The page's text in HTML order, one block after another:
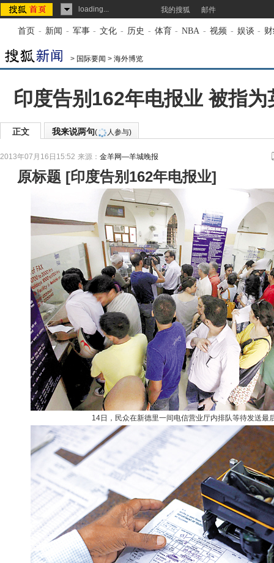
loading... 我的搜狐 邮件
首页 - 新闻 - 军事 - 文化 - 历史 - 体育 - NBA - 视频 - 娱谈 -
> 国际要闻 > 海外博览
印度告别162年电报业 被指
正文 我来说两句( 人参与)
2013年07月16日15:52 来源： 金羊网—羊城晚报
原标题 [印度告别162年电报业]
14日，民众在新德里一间电信营业厅内排队等待发送最